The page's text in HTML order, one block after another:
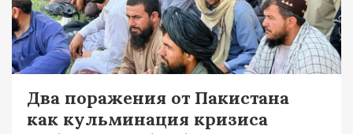
Два поражения от Пакистана
как кульминация кризиса